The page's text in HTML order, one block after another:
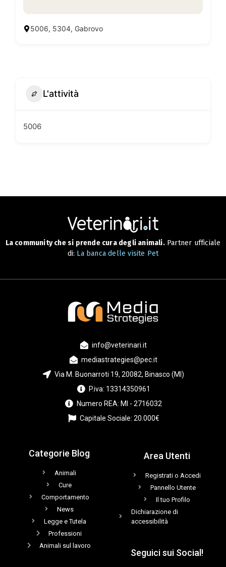
5006, 5304, Gabrovo
L'attività
5006
La community che si prende cura degli animali.Partner ufficiale
di: La banca delle visite Pet
info@veterinari.it
mediastrategies@pec.it
Via M. Buonarroti 19, 20082, Binasco (MI)
P.iva: 13314350961
Numero REA: MI - 2716032
Capitale Sociale: 20.000€
Categorie Blog
Animali
Cure
Comportamento
News
Legge e Tutela
Professioni
Animali sul lavoro
Area Utenti
Registrati o Accedi
Pannello Utente
Il tuo Profilo
Dichiarazione di
accessibilità
Seguici sui Social!